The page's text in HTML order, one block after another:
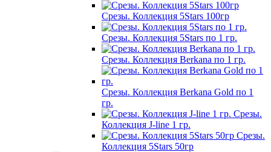
Срезы. Коллекция 5Stars 100гр
Срезы. Коллекция 5Stars по 1 гр.
Срезы. Коллекция Berkana по 1 гр.
Срезы. Коллекция Berkana Gold по 1
гр.
Срезы.
Коллекция J-line 1 гр.
Срезы.
Коллекция 5Stars 50гр